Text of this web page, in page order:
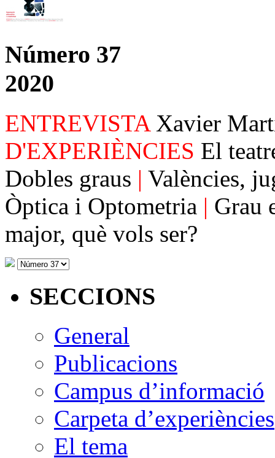
Número 37
2020
ENTREVISTAXavier
D'EXPERIÈNCIES El
Dobles graus | Valències,
Òptica i Optometria |
major, què vols ser?
SECCIONS
General
Publicacions
Campus d’informació
Carpeta d’experiències
El tema